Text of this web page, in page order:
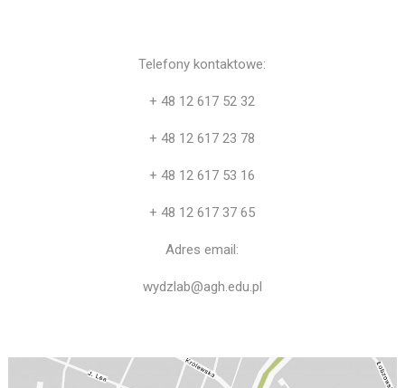
Telefony kontaktowe:
+ 48 12 617 52 32
+ 48 12 617 23 78
+ 48 12 617 53 16
+ 48 12 617 37 65
Adres email:
wydzlab@agh.edu.pl